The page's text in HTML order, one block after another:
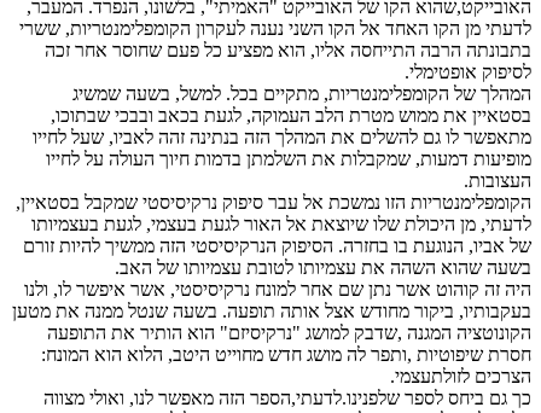
האובייקט,שהוא הקו של האובייקט "האמיתי", בלשונו, הנפרד. המעבר,
לדעתי מן הקו האחד אל הקו השני נענה לעקרון הקומפלימנטריות, ששרי
בתבונתה הרבה התייחסה אליו, הוא מפציע כל פעם שחוסר אחר זכה
לסיפוק אופטימלי.
המהלך של הקומפלימנטריות, מתקיים בכל. למשל, בשעה שמשיג
בסטאיין את ממוש מטרת הלב העמוקה, לגעת בכאב ובבכי שבתוכו,
מתאפשר לו גם להשלים את המהלך הזה בנתינה זהה לאביו, שעל לחייו
מופיעות דמעות, שמקבלות את השלמתן בדמות חיוך העולה על לחייו
העצובות.
הקומפלימנטריות הזו נמשכת אל עבר סיפוק נרקיסיסטי שמקבל בסטאיין,
לדעתי, מן היכולת שלו שיוצאת אל האור לגעת בעצמי, לגעת בעצמיותו
של אביו, הנוגעת בו בחזרה. הסיפוק הנרקיסיסטי הזה ממשיך להיות זורם
בשעה שהוא השהה את עצמיותו לטובת עצמיותו של האב.
היה זה קוהוט אשר נתן שם אחר למונח נרקיסיסטי, אשר איפשר לו, ולנו
בעקבותיו, ביקור מחודש אצל אותה תופעה. בשעה שנטל ממנה את מטען
הקונוטציה המגנה ,שדבק למושג "נרקיסיזם" הוא הותיר את התופעה
חסרת שיפוטיות ,ותפר לה מושג חדש מחוייט היטב, הלוא הוא המונח:
הצרכים לזולתעצמי.
כך גם ביחס לספר שלפנינו.לדעתי,הספר הזה מאפשר לנו, ואולי מצווה